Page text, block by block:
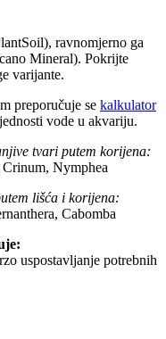
ravnomjerno ga
Mineral). Pokrijte
varijante.
preporučuje se kalkulator
vode u akvariju.
tvari putem korijena:
Nymphea
lišća i korijena:
Cabomba
uspostavljanje potrebnih